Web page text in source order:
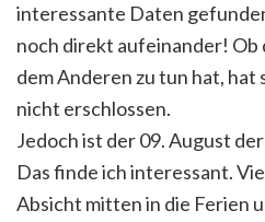
interessante Daten
noch direkt aufeinander! Ob
dem Anderen zu tun hat, hat
nicht erschlossen.
Jedoch ist der 09. August der
Das finde ich interessant.
Absicht mitten in die Ferien